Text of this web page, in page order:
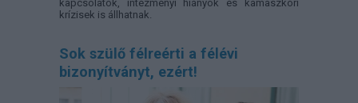
kapcsolatok, intézményi hiányok és kamaszkori
krízisek is állhatnak.
Sok szülő félreérti a félévi
bizonyítványt, ezért!